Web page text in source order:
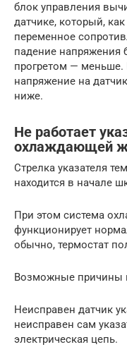
блок управления
датчике, который,
переменное
падение напряжения
прогретом — меньше.
напряжение на
ниже.
Не работает
охлаждающей
Стрелка указателя
находится в начале
При этом система
функционирует
обычно, термостат
Возможные причины
Неисправен датчик
неисправен сам
электрическая цепь.